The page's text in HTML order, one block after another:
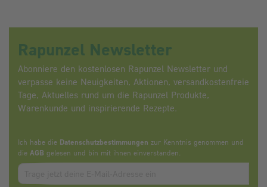
Rapunzel Newsletter
Abonniere den kostenlosen Rapunzel Newsletter und
verpasse keine Neuigkeiten, Aktionen, versandkostenfreie
Tage, Aktuelles rund um die Rapunzel Produkte,
Warenkunde und inspirierende Rezepte.
Ich habe die Datenschutzbestimmungen zur Kenntnis genommen und
die AGB gelesen und bin mit ihnen einverstanden.
Zum abbonieren des Newsletters, bitte E-Mail Adresse